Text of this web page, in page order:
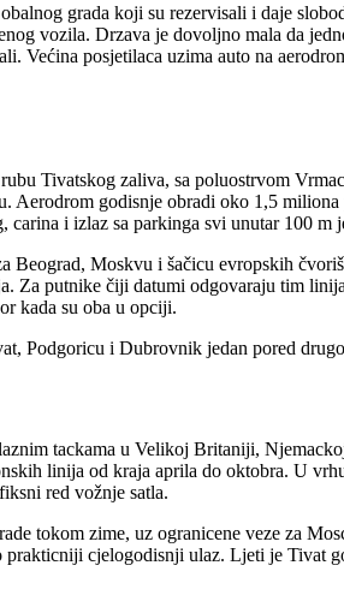
grada koji su rezervisali i daje
vozila. Drzava je dovoljno mala da
Većina posjetilaca uzima auto na
Tivatskog zaliva, sa poluostrvom
Aerodrom godisnje obradi oko 1,5
i izlaz sa parkinga svi unutar 100 m
Moskvu i šačicu evropskih
Za putnike čiji datumi odgovaraju tim
kada su oba u opciji.
Podgoricu i Dubrovnik jedan pored
tackama u Velikoj Britaniji,
linija od kraja aprila do oktobra. U
red vožnje satla.
tokom zime, uz ogranicene veze za
cjelogodisnji ulaz. Ljeti je